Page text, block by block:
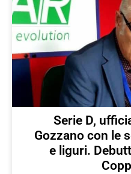
Serie D,
Gozzano con le
e liguri.